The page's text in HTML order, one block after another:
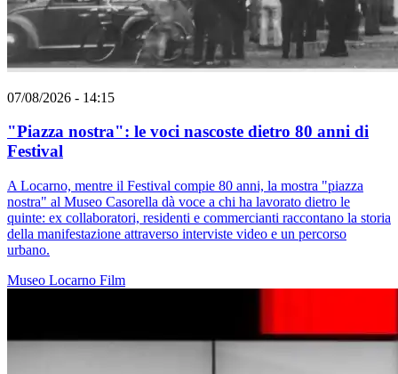
07/08/2026 - 14:15
"Piazza nostra": le voci nascoste dietro 80 anni di
Festival
A Locarno, mentre il Festival compie 80 anni, la mostra "piazza
nostra" al Museo Casorella dà voce a chi ha lavorato dietro le
quinte: ex collaboratori, residenti e commercianti raccontano la storia
della manifestazione attraverso interviste video e un percorso
urbano.
Museo Locarno Film